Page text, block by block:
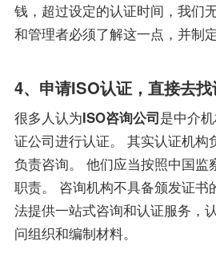
钱，超过设定的认证时间，我们
和管理者必须了解这一点，并制
4、申请ISO认证，直接去
很多人认为ISO咨询公司是中介
证公司进行认证。 其实认证机构
负责咨询。 他们应当按照中国监
职责。 咨询机构不具备颁发证书
法提供一站式咨询和认证服务，
问组织和编制材料。